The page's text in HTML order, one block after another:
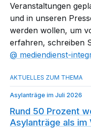
Veranstaltungen
und in unseren
werden wollen, um
erfahren, schreiben
mediendienst-
Asylanträge im Juli 2026
Rund 50 Prozent
Asylanträge als im